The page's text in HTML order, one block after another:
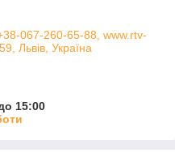
067-260-65-88, www.rtv-
Львів, Україна
15:00